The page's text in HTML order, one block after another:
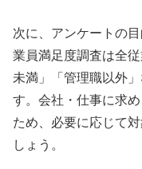
次に、アンケートの
業員満足度調査は全
未満」「管理職以外
す。会社・仕事に求
ため、必要に応じて
しょう。